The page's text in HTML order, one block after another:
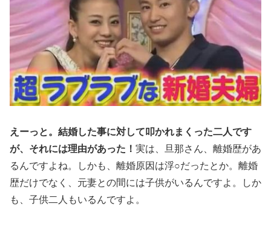
えーっと。結婚した事に対して叩かれまくった二人です
が、それには理由があった！ 実は、旦那さん、離婚歴があ
るんですよね。しかも、離婚原因は浮○だったとか。離婚
歴だけでなく、元妻との間には子供がいるんですよ。しか
も、子供二人もいるんですよ。